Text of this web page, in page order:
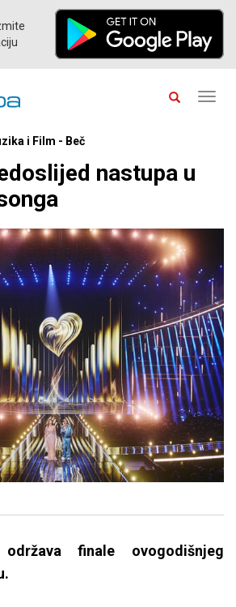
i Film - Beč
nastupa u
finale ovogodišnjeg